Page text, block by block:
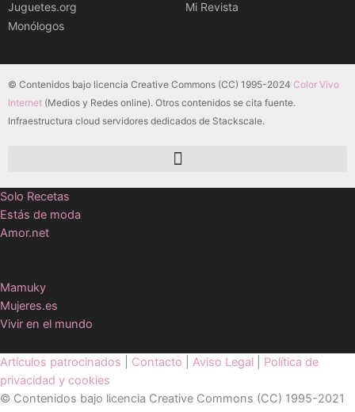
Juguetes.org
Monólogos
Mi Revista
© Contenidos bajo licencia Creative Commons (CC) 1995-2024 Color Vivo
Internet (Medios y Redes online). Otros contenidos se cita fuente.
Infraestructura cloud servidores dedicados de Stackscale.
Solo Recetas
Estás de moda
Amor.net
Mamuky
Mujeres.es
Vivir en el mundo
Artículos patrocinados Contacto Aviso Legal
Política de
privacidad y cookies
© Contenidos bajo licencia Creative Commons (CC) 1995-2021